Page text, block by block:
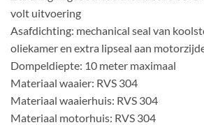
volt uitvoering
Asafdichting: mechanical seal van
oliekamer en extra lipseal aan
Dompeldiepte: 10 meter maximaal
Materiaal waaier: RVS 304
Materiaal waaierhuis: RVS 304
Materiaal motorhuis: RVS 304